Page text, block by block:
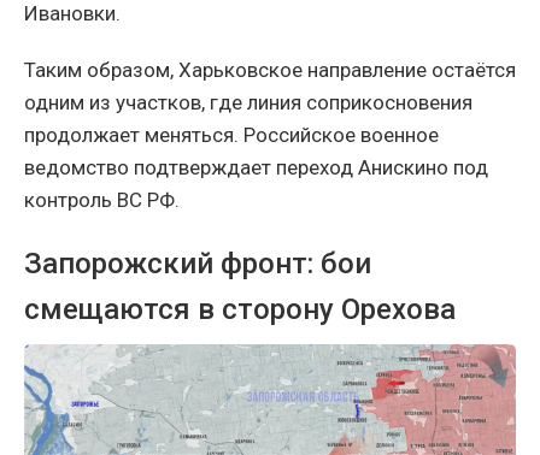
Ивановки.
Таким образом, Харьковское направление остаётся
одним из участков, где линия соприкосновения
продолжает меняться. Российское военное
ведомство подтверждает переход Анискино под
контроль ВС РФ.
Запорожский фронт: бои
смещаются в сторону Орехова